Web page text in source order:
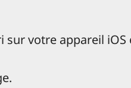
sur votre appareil iOS